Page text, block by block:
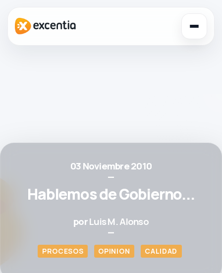
03 Noviembre 2010
—
Hablemos de Gobierno...
porLuis M. Alonso
—
PROCESOS OPINION CALIDAD